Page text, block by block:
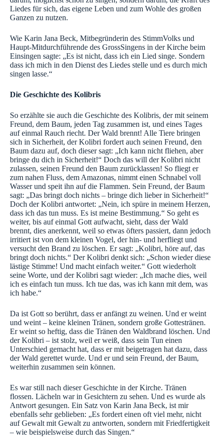
Liedes für sich, das eigene Leben und zum Wohle des großen
Ganzen zu nutzen.
Wie Karin Jana Beck, Mitbegründerin des StimmVolks und
Haupt-Mitdurchführende des GrossSingens in der Kirche beim
Einsingen sagte: „Es ist nicht, dass ich ein Lied singe. Sondern
dass ich mich in den Dienst des Liedes stelle und es durch mich
singen lasse.“
Die Geschichte des Kolibris
So erzählte sie auch die Geschichte des Kolibris, der mit seinem
Freund, dem Baum, jeden Tag zusammen ist, und eines Tages
auf einmal Rauch riecht. Der Wald brennt! Alle Tiere bringen
sich in Sicherheit, der Kolibri fordert auch seinen Freund, den
Baum dazu auf, doch dieser sagt: „Ich kann nicht fliehen, aber
bringe du dich in Sicherheit!“ Doch das will der Kolibri nicht
zulassen, seinen Freund den Baum zurücklassen! So fliegt er
zum nahen Fluss, dem Amazonas, nimmt einen Schnabel voll
Wasser und speit ihn auf die Flammen. Sein Freund, der Baum
sagt: „Das bringt doch nichts – bringe dich lieber in Sicherheit!“
Doch der Kolibri antwortet: „Nein, ich spüre in meinem Herzen,
dass ich das tun muss. Es ist meine Bestimmung.“ So geht es
weiter, bis auf einmal Gott aufwacht, sieht, dass der Wald
brennt, dies anerkennt, weil so etwas öfters passiert, dann jedoch
irritiert ist von dem kleinen Vogel, der hin- und herfliegt und
versucht den Brand zu löschen. Er sagt: „Kolibri, höre auf, das
bringt doch nichts.“ Der Kolibri denkt sich: „Schon wieder diese
lästige Stimme! Und macht einfach weiter.“ Gott wiederholt
seine Worte, und der Kolibri sagt wieder: „Ich mache dies, weil
ich es einfach tun muss. Ich tue das, was ich kann mit dem, was
ich habe.“
Da ist Gott so berührt, dass er anfängt zu weinen. Und er weint
und weint – keine kleinen Tränen, sondern große Gottestränen.
Er weint so heftig, dass die Tränen den Waldbrand löschen. Und
der Kolibri – ist stolz, weil er weiß, dass sein Tun einen
Unterschied gemacht hat, dass er mit beigetragen hat dazu, dass
der Wald gerettet wurde. Und er und sein Freund, der Baum,
weiterhin zusammen sein können.
Es war still nach dieser Geschichte in der Kirche. Tränen
flossen. Lächeln war in Gesichtern zu sehen. Und es wurde als
Antwort gesungen. Ein Satz von Karin Jana Beck, ist mir
ebenfalls sehr geblieben: „Es fordert einen oft viel mehr, nicht
auf Gewalt mit Gewalt zu antworten, sondern mit Friedfertigkeit
– wie beispielsweise durch das Singen.“